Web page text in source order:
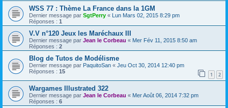
WSS 77 : Thème La France dans la 1GM
Dernier message par SgtPerry « Lun Mars 02, 2015 8:29 pm
Réponses : 1
V.V n°120 Jeux les Maréchaux III
Dernier message par Jean le Corbeau « Mer Fév 11, 2015 8:50 am
Réponses : 2
Blog de Tutos de Modélisme
Dernier message par PaquitoSan « Jeu Oct 30, 2014 12:40 pm
Réponses : 15 1 2
Wargames Illustrated 322
Dernier message par Jean le Corbeau « Mer Août 06, 2014 7:32 pm
Réponses : 6